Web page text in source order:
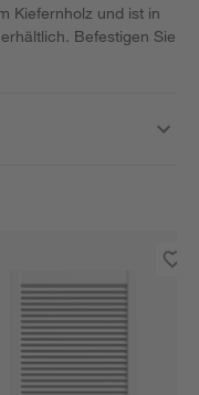
Kiefernholz und ist in
Befestigen Sie